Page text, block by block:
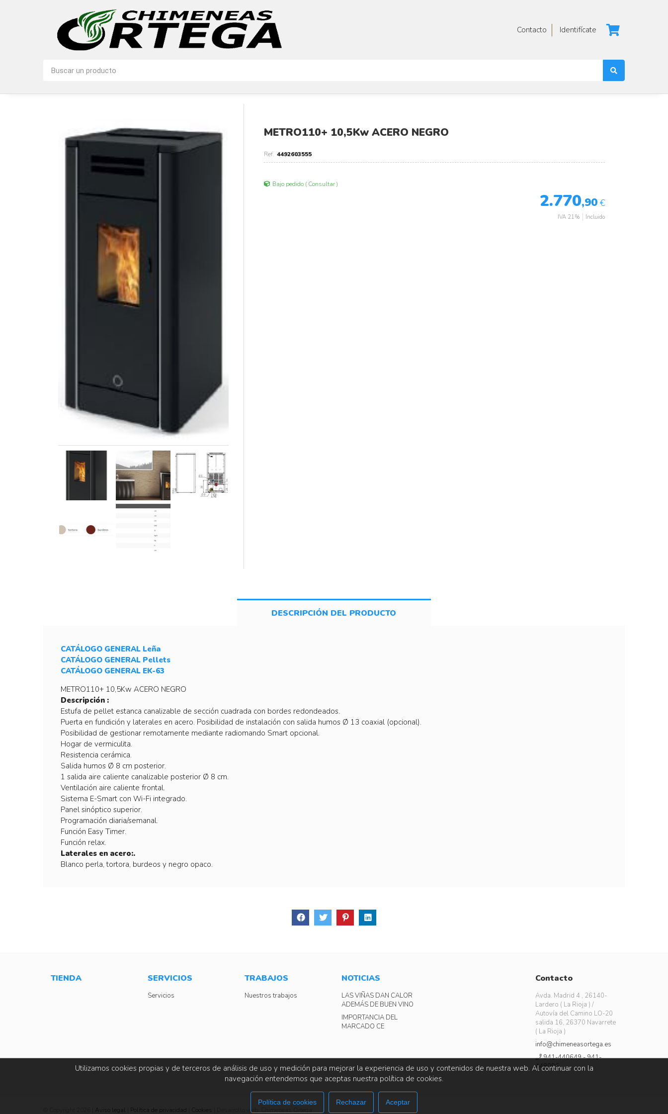
Contacto Identifícate
METRO110+ 10,5Kw ACERO NEGRO
4492603555
Bajo pedido ( Consultar )
2.770,90 €
IVA 21% Incluido
DESCRIPCIÓN DEL PRODUCTO
CATÁLOGO GENERAL Leña
CATÁLOGO GENERAL Pellets
CATÁLOGO GENERAL EK-63
METRO110+ 10,5Kw ACERO NEGRO
Descripción :
Estufa de pellet estanca canalizable de sección cuadrada con bordes redondeados.
Puerta en fundición y laterales en acero. Posibilidad de instalación con salida humos Ø 13 coaxial (opcional).
Posibilidad de gestionar remotamente mediante radiomando Smart opcional.
Hogar de vermiculita.
Resistencia cerámica.
Salida humos Ø 8 cm posterior.
1 salida aire caliente canalizable posterior Ø 8 cm.
Ventilación aire caliente frontal.
Sistema E-Smart con Wi-Fi integrado.
Panel sinóptico superior.
Programación diaria/semanal.
Función Easy Timer.
Función relax.
Laterales en acero:.
Blanco perla, tortora, burdeos y negro opaco.
TIENDA SERVICIOS
Servicios
TRABAJOS
Nuestros trabajos
NOTICIAS
LAS VIÑAS DAN CALOR
ADEMÁS DE BUEN VINO
IMPORTANCIA DEL
MARCADO CE
Contacto
Avda. Madrid 4 , 26140-
Lardero ( La Rioja ) /
Autovía del Camino LO-20
salida 16, 26370 Navarrete
( La Rioja )
info@chimeneasortega.es
941-440649 - 941-
448096
Aviso legal Política de privacidad Cookies | Desarrollo web: Chimeneas Ortega
Utilizamos cookies propias y de terceros de análisis de uso y medición para mejorar la experiencia de uso y contenidos de nuestra web. Al continuar con la
navegación entendemos que aceptas nuestra política de cookies.
Política de cookies Rechazar Aceptar